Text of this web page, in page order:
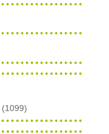
(1099)